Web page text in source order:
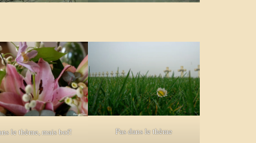
le thème, mais bof! Pas dans le thème